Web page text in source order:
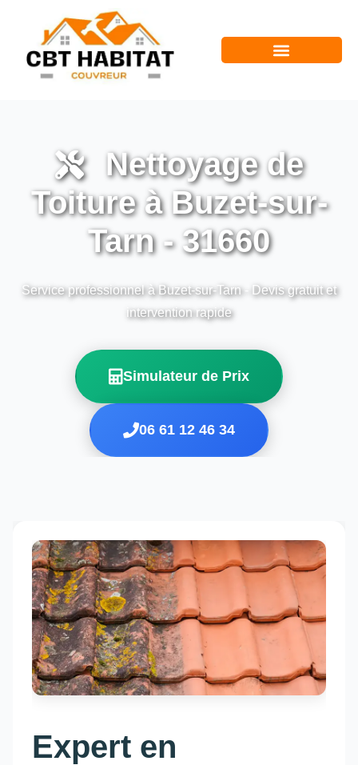
Nettoyage de
Toiture à Buzet-sur-
Tarn - 31660
Service professionnel à Buzet-sur-Tarn - Devis gratuit et
intervention rapide
Simulateur de Prix
06 61 12 46 34
Expert en